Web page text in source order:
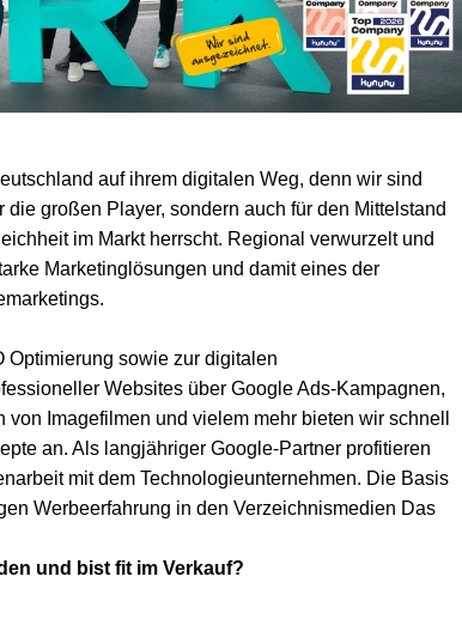
auf ihrem digitalen Weg, denn wir sind
großen Player, sondern auch für den Mittelstand
im Markt herrscht. Regional verwurzelt und
Marketinglösungen und damit eines der
Optimierung sowie zur digitalen
Websites über Google Ads-Kampagnen,
Imagefilmen und vielem mehr bieten wir schnell
an. Als langjähriger Google-Partner profitieren
mit dem Technologieunternehmen. Die Basis
Werbeerfahrung in den Verzeichnismedien Das
und bist fit im Verkauf?